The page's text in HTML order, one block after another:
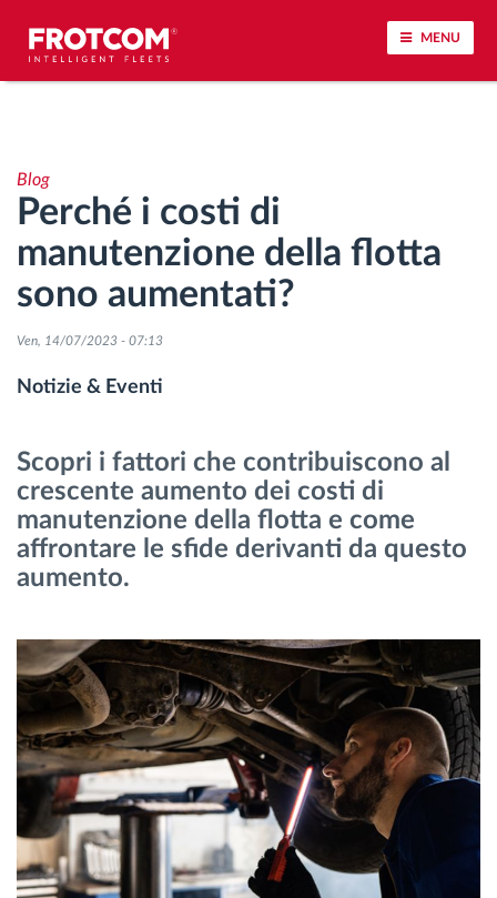
MENU
Analisi dello stile di guida
Monitoraggio dei tempi di guida
Gestione delle forza lavoro
Download remoto del cronotachigrafo
Controllo accessi
Gestione carburante
Pianificazione dei percorsi e monitoraggio
Identificazione automatica del conducente
Scopri tutte le caratteristiche
Come risolviamo tutte le attività della flotta
Scopri quanto risparmi
Blog
Perché i costi di
manutenzione della flotta
sono aumentati?
Ven, 14/07/2023 - 07:13
Notizie & Eventi
Scopri i fattori che contribuiscono al
crescente aumento dei costi di
manutenzione della flotta e come
affrontare le sfide derivanti da questo
aumento.